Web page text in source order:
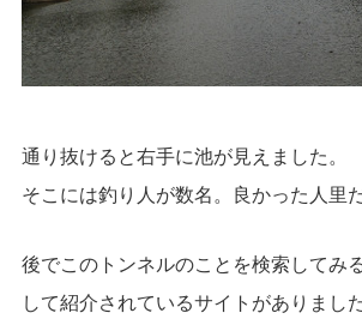
通り抜けると右手に池が見えました。
そこには釣り人が数名。良かった人里だ
後でこのトンネルのことを検索してみ
して紹介されているサイトがありまし